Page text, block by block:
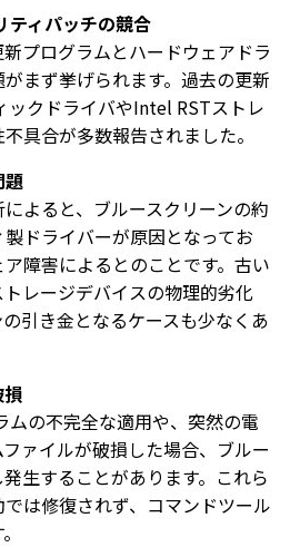
ティパッチの競合
プログラムとハードウェアドラ
まず挙げられます。過去の更新
ックドライバやIntel RSTストレ
具合が多数報告されました。
題
よると、ブルースクリーンの約
ドライバーが原因となってお
障害によるとのことです。古い
レージデバイスの物理的劣化
引き金となるケースも少なくあ
の不完全な適用や、突然の電
ァイルが破損した場合、ブルー
生することがあります。これら
は修復されず、コマンドツール